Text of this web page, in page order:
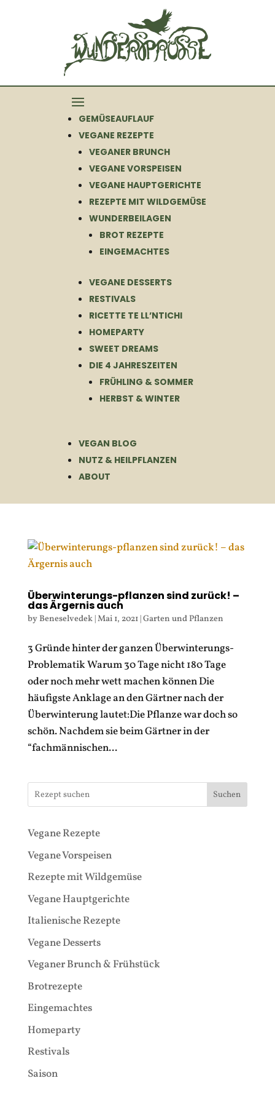
GEMÜSEAUFLAUF
VEGANE REZEPTE
VEGANER BRUNCH
VEGANE VORSPEISEN
VEGANE HAUPTGERICHTE
REZEPTE MIT WILDGEMÜSE
WUNDERBEILAGEN
BROT REZEPTE
EINGEMACHTES
VEGANE DESSERTS
RESTIVALS
RICETTE TE LL’NTICHI
HOMEPARTY
SWEET DREAMS
DIE 4 JAHRESZEITEN
FRÜHLING & SOMMER
HERBST & WINTER
VEGAN BLOG
NUTZ & HEILPFLANZEN
ABOUT
Überwinterungs-pflanzen sind zurück! –
das Ärgernis auch
byBeneselvedek| Mai 1, 2021| Garten und Pflanzen
3 Gründe hinter der ganzen Überwinterungs-
Problematik Warum 30 Tage nicht 180 Tage
oder noch mehr wett machen können Die
häufigste Anklage an den Gärtner nach der
Überwinterung lautet:Die Pflanze war doch so
schön. Nachdem sie beim Gärtner in der
“fachmännischen...
Suchen
Vegane Rezepte
Vegane Vorspeisen
Rezepte mit Wildgemüse
Vegane Hauptgerichte
Italienische Rezepte
Vegane Desserts
Veganer Brunch & Frühstück
Brotrezepte
Eingemachtes
Homeparty
Restivals
Saison